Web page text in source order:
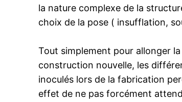
la nature complexe de la
choix de la pose ( insufflation,
Tout simplement pour allonger
construction nouvelle, les
inoculés lors de la fabrication
effet de ne pas forcément